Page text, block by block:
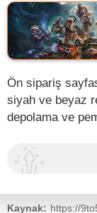
Ön sipariş
siyah ve beyaz
depolama ve
Kaynak: https://